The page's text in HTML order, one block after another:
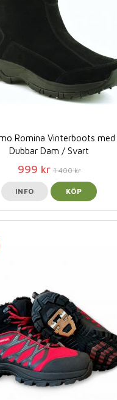
Romina Vinterboots med
Dubbar Dam / Svart
999 kr 1 400 kr
INFO KÖP